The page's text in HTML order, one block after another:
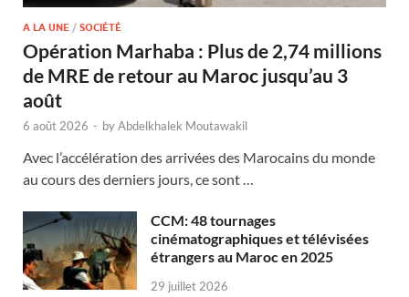
A LA UNE / SOCIÉTÉ
Opération Marhaba : Plus de 2,74 millions
de MRE de retour au Maroc jusqu’au 3
août
6 août 2026 - byAbdelkhalek Moutawakil
Avec l’accélération des arrivées des Marocains du monde
au cours des derniers jours, ce sont …
CCM: 48 tournages
cinématographiques et télévisées
étrangers au Maroc en 2025
29 juillet 2026